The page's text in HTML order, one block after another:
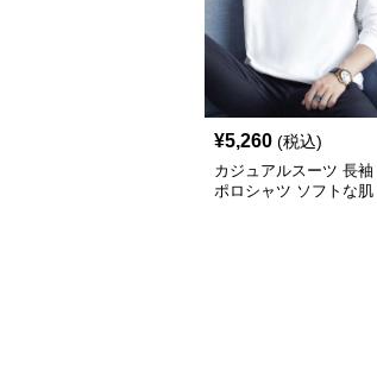
¥5,260 (税込)
カジュアルスーツ 長袖
ポロシャツ ソフトな肌